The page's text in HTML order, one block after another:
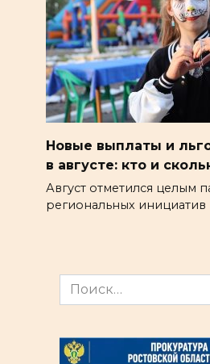
Новые выплаты и
в августе: кто и
Август отметился целым
региональных инициатив
Search
for: